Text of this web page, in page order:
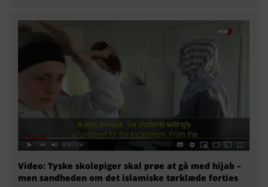
Video: Tyske skolepiger skal prøe at gå med hijab –
men sandheden om det islamiske tørklæde forties